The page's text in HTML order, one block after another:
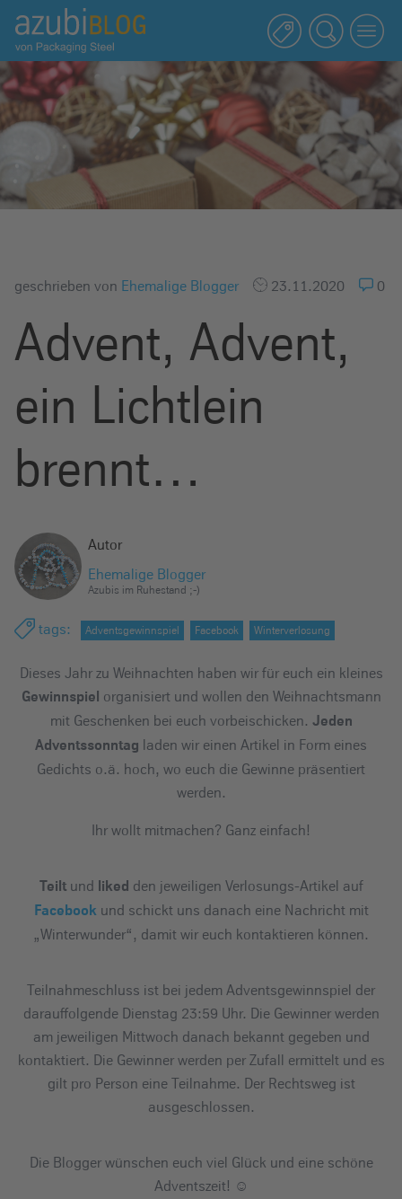
A
z
u
b
i
g
s
e
geschrieben von Ehemalige Blogger 23.11.2020 0
Advent, Advent,
ein Lichtlein
brennt…
Autor
Ehemalige Blogger
Azubis im Ruhestand ;-)
tags: Adventsgewinnspiel Facebook Winterverlosung
Dieses Jahr zu Weihnachten haben wir für euch ein kleines
Gewinnspiel organisiert und wollen den Weihnachtsmann
mit Geschenken bei euch vorbeischicken. Jeden
Adventssonntag laden wir einen Artikel in Form eines
Gedichts o.ä. hoch, wo euch die Gewinne präsentiert
werden.
Ihr wollt mitmachen? Ganz einfach!
Teiltund liked den jeweiligen Verlosungs-Artikel auf
Facebookund schickt uns danach eine Nachricht mit
„Winterwunder“, damit wir euch kontaktieren können.
Teilnahmeschluss ist bei jedem Adventsgewinnspiel der
darauffolgende Dienstag 23:59 Uhr. Die Gewinner werden
am jeweiligen Mittwoch danach bekannt gegeben und
kontaktiert. Die Gewinner werden per Zufall ermittelt und es
gilt pro Person eine Teilnahme. Der Rechtsweg ist
ausgeschlossen.
Die Blogger wünschen euch viel Glück und eine schöne
Adventszeit! ☺